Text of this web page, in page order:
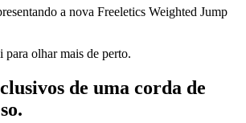
a nova Freeletics Weighted Jump
olhar mais de perto.
de uma corda de